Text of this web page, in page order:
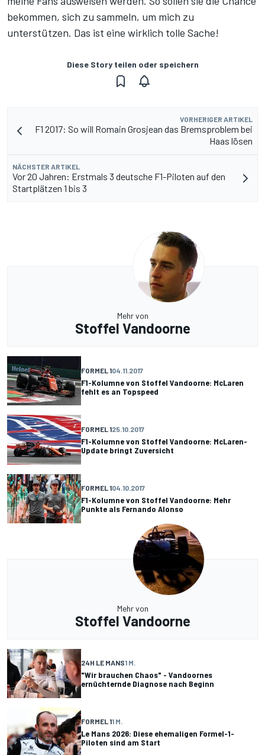
bekommen, sich zu sammeln, um mich zu
unterstützen. Das ist eine wirklich tolle Sache!
Diese Story teilen oder speichern
VORHERIGER ARTIKEL
F1 2017: So will Romain Grosjean das Bremsproblem bei
Haas lösen
NÄCHSTER ARTIKEL
Vor 20 Jahren: Erstmals 3 deutsche F1-Piloten auf den
Startplätzen 1 bis 3
Mehr von
Stoffel Vandoorne
FORMEL 104.11.2017
F1-Kolumne von Stoffel Vandoorne: McLaren
fehlt es an Topspeed
FORMEL 125.10.2017
F1-Kolumne von Stoffel Vandoorne: McLaren-
Update bringt Zuversicht
FORMEL 104.10.2017
F1-Kolumne von Stoffel Vandoorne: Mehr
Punkte als Fernando Alonso
Mehr von
Stoffel Vandoorne
24H LE MANS1 M.
"Wir brauchen Chaos" - Vandoornes
ernüchternde Diagnose nach Beginn
FORMEL 11 M.
Le Mans 2026: Diese ehemaligen Formel-1-
Piloten sind am Start